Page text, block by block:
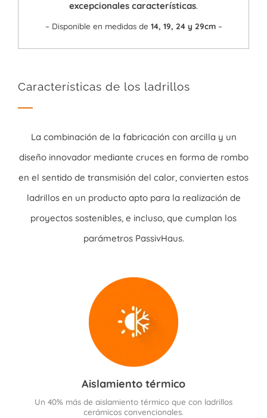
excepcionales características.
– Disponible en medidas de 14, 19, 24 y 29cm –
Características de los ladrillos
La combinación de la fabricación con arcilla y un
diseño innovador mediante cruces en forma de rombo
en el sentido de transmisión del calor, convierten estos
ladrillos en un producto apto para la realización de
proyectos sostenibles, e incluso, que cumplan los
parámetros PassivHaus.
Aislamiento térmico
Un 40% más de aislamiento térmico que con ladrillos
cerámicos convencionales.